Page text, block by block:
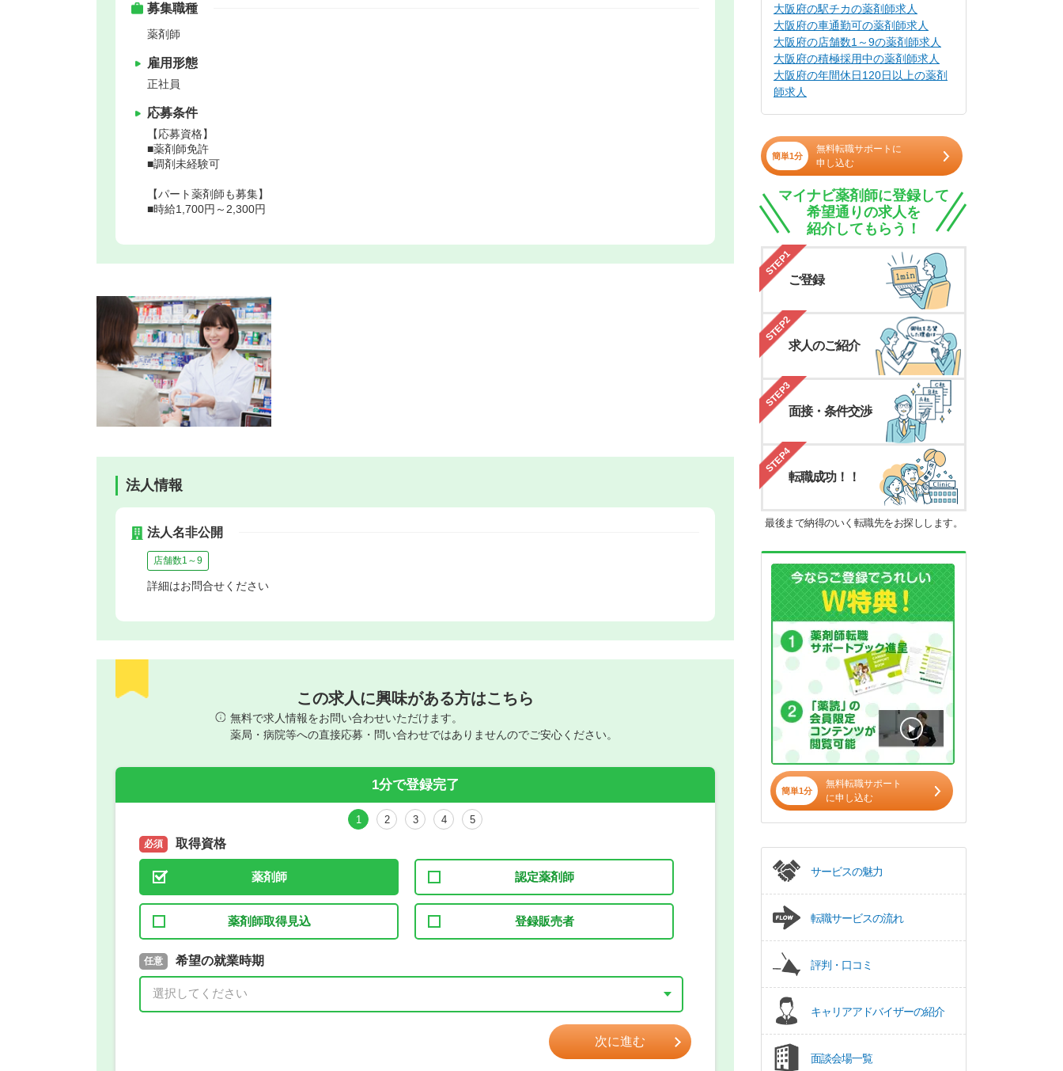
募集職種
薬剤師
雇用形態
正社員
応募条件
【応募資格】
■薬剤師免許
■調剤未経験可
【パート薬剤師も募集】
■時給1,700円～2,300円
法人情報
法人名非公開
店舗数1～9
詳細はお問合せください
この求人に興味がある方はこちら
無料で求人情報をお問い合わせいただけます。
薬局・病院等への直接応募・問い合わせではありませんのでご安心ください。
1分で登録完了
1 2 3 4 5
必須 取得資格
薬剤師 認定薬剤師
薬剤師取得見込 登録販売者
必須 取得予定年
年 3月
任意 希望の就業時期
正社員
パート(週4日～5日)
次に進む
大阪府の駅チカの薬剤師求人
大阪府の車通勤可の薬剤師求人
大阪府の店舗数1～9の薬剤師求人
大阪府の積極採用中の薬剤師求人
大阪府の年間休日120日以上の薬剤
師求人
簡単1分
無料転職サポートに
申し込む
マイナビ薬剤師に登録して
希望通りの求人を
紹介してもらう！
STEP1
ご登録
STEP2
求人のご紹介
STEP3
面接・条件交渉
STEP4
転職成功！！
最後まで納得のいく転職先をお探しします。
簡単1分
無料転職サポート
に申し込む
サービスの魅力
転職サービスの流れ
評判・口コミ
キャリアアドバイザーの紹介
面談会場一覧